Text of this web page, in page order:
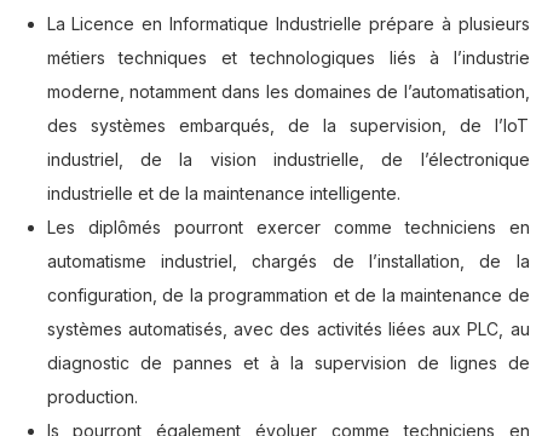
La Licence en Informatique Industrielle prépare à plusieurs
métiers techniques et technologiques liés à l’industrie
moderne, notamment dans les domaines de l’automatisation,
des systèmes embarqués, de la supervision, de l’IoT
industriel, de la vision industrielle, de l’électronique
industrielle et de la maintenance intelligente.
Les diplômés pourront exercer comme techniciens en
automatisme industriel, chargés de l’installation, de la
configuration, de la programmation et de la maintenance de
systèmes automatisés, avec des activités liées aux PLC, au
diagnostic de pannes et à la supervision de lignes de
production.
ls pourront également évoluer comme techniciens en